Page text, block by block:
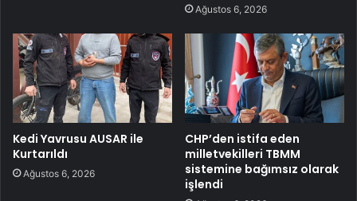
Ağustos 6, 2026
Kedi Yavrusu AUSAR ile
Kurtarıldı
Ağustos 6, 2026
CHP’den istifa eden
milletvekilleri TBMM
sistemine bağımsız olarak
işlendi